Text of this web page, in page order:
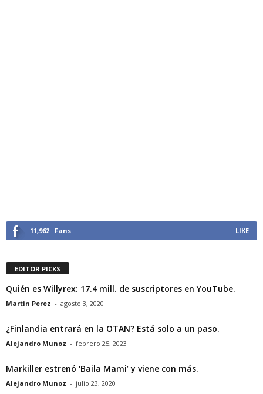
11,962 Fans LIKE
EDITOR PICKS
Quién es Willyrex: 17.4 mill. de suscriptores en YouTube.
Martin Perez - agosto 3, 2020
¿Finlandia entrará en la OTAN? Está solo a un paso.
Alejandro Munoz - febrero 25, 2023
Markiller estrenó ‘Baila Mami’ y viene con más.
Alejandro Munoz - julio 23, 2020